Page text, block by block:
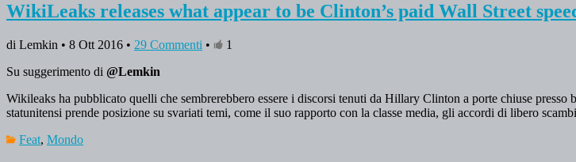
WikiLeaks releases what appear to be Clinton’s paid Wall Street
di Lemkin • 8 Ott 2016 • 29 Commenti •
1
Su suggerimento di @Lemkin
Wikileaks ha pubblicato quelli che sembrerebbero essere i discorsi tenuti da Hillary Clinton a porte chiuse
statunitensi prende posizione su svariati temi, come il suo rapporto con la classe media, gli accordi di libero
Feat, Mondo